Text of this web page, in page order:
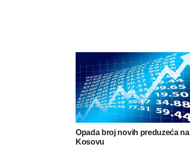
Opada broj novih preduzeća na
Kosovu